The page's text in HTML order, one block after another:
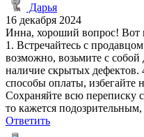
Дарья
16 декабря 2024
Инна, хороший вопрос! Вот
1. Встречайтесь с
возможно, возьмите с собой
наличие скрытых
способы оплаты,
Сохраняйте всю переписку
то кажется подозрительным,
Ответить